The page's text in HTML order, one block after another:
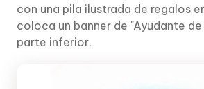
con una pila ilustrada de regalos
coloca un banner de "Ayudante de
parte inferior.